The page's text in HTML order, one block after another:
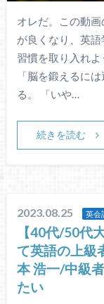
オレだ。この動
が良くなり、英
習慣を取り入れ
「脳を鍛えるに
る。 「いや…
続きを読む
2023.08.25 英会
【40代/50代
て英語の上級
本 浩一/中級
たい